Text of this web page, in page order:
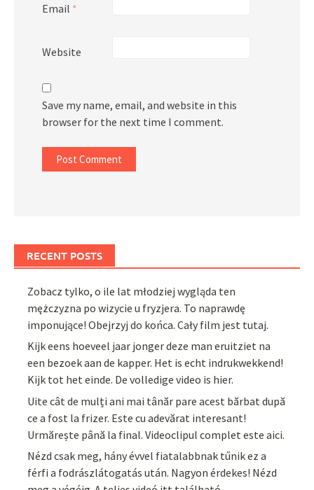
Email *
Website
Save my name, email, and website in this
browser for the next time I comment.
RECENT POSTS
Zobacz tylko, o ile lat młodziej wygląda ten
mężczyzna po wizycie u fryzjera. To naprawdę
imponujące! Obejrzyj do końca. Cały film jest tutaj.
Kijk eens hoeveel jaar jonger deze man eruitziet na
een bezoek aan de kapper. Het is echt indrukwekkend!
Kijk tot het einde. De volledige video is hier.
Uite cât de mulți ani mai tânăr pare acest bărbat după
ce a fost la frizer. Este cu adevărat interesant!
Urmărește până la final. Videoclipul complet este aici.
Nézd csak meg, hány évvel fiatalabbnak tűnik ez a
férfi a fodrászlátogatás után. Nagyon érdekes! Nézd